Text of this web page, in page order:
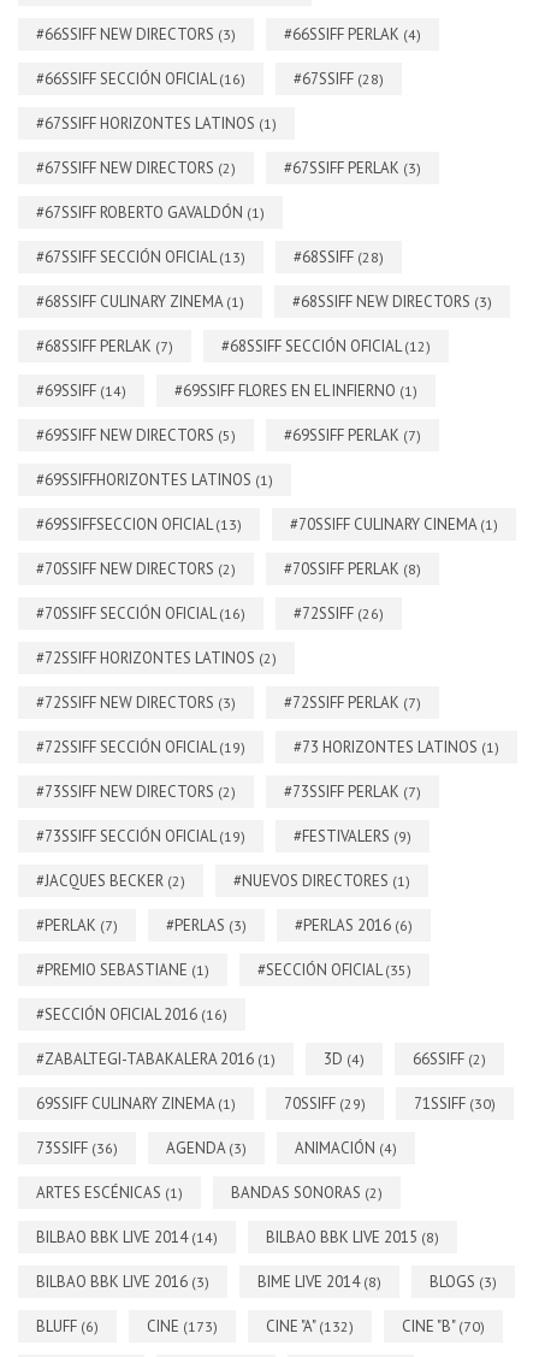
#66SSIFF NEW DIRECTORS (3) #66SSIFF PERLAK (4)
#66SSIFF SECCIÓN OFICIAL(16) #67SSIFF (28)
#67SSIFF HORIZONTES LATINOS (1)
#67SSIFF NEW DIRECTORS (2) #67SSIFF PERLAK (3)
#67SSIFF ROBERTO GAVALDÓN (1)
#67SSIFF SECCIÓN OFICIAL(13) #68SSIFF (28)
#68SSIFF CULINARY ZINEMA (1) #68SSIFF NEW DIRECTORS (3)
#68SSIFF PERLAK (7) #68SSIFF SECCIÓN OFICIAL(12)
#69SSIFF (14) #69SSIFF FLORES EN EL INFIERNO (1)
#69SSIFF NEW DIRECTORS (5) #69SSIFF PERLAK (7)
#69SSIFFHORIZONTES LATINOS (1)
#69SSIFFSECCION OFICIAL(13) #70SSIFF CULINARY CINEMA (1)
#70SSIFF NEW DIRECTORS (2) #70SSIFF PERLAK (8)
#70SSIFF SECCIÓN OFICIAL(16) #72SSIFF (26)
#72SSIFF HORIZONTES LATINOS (2)
#72SSIFF NEW DIRECTORS (3) #72SSIFF PERLAK (7)
#72SSIFF SECCIÓN OFICIAL(19) #73 HORIZONTES LATINOS (1)
#73SSIFF NEW DIRECTORS (2) #73SSIFF PERLAK (7)
#73SSIFF SECCIÓN OFICIAL(19) #FESTIVALERS (9)
#JACQUES BECKER (2) #NUEVOS DIRECTORES (1)
#PERLAK (7) #PERLAS (3) #PERLAS 2016 (6)
#PREMIO SEBASTIANE (1) #SECCIÓN OFICIAL(35)
#SECCIÓN OFICIAL 2016 (16)
#ZABALTEGI-TABAKALERA 2016 (1) 3D (4) 66SSIFF (2)
69SSIFF CULINARY ZINEMA (1) 70SSIFF (29) 71SSIFF (30)
73SSIFF (36) AGENDA (3) ANIMACIÓN (4)
ARTES ESCÉNICAS (1) BANDAS SONORAS (2)
BILBAO BBK LIVE 2014 (14) BILBAO BBK LIVE 2015 (8)
BILBAO BBK LIVE 2016 (3) BIME LIVE 2014 (8) BLOGS (3)
BLUFF (6) CINE (173) CINE "A" (132) CINE "B" (70)